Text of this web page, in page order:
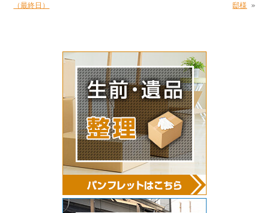
（最終日）
邸様 »